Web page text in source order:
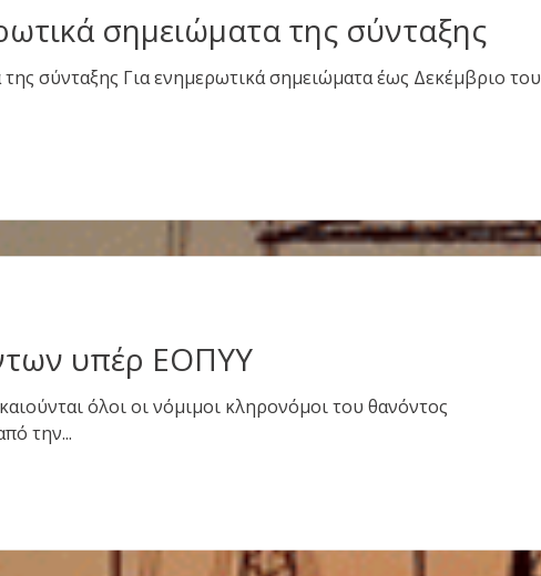
σημειώματα της σύνταξης
σύνταξης Για ενημερωτικά σημειώματα έως Δεκέμβριο του
υπέρ ΕΟΠΥΥ
όλοι οι νόμιμοι κληρονόμοι του θανόντος
την...